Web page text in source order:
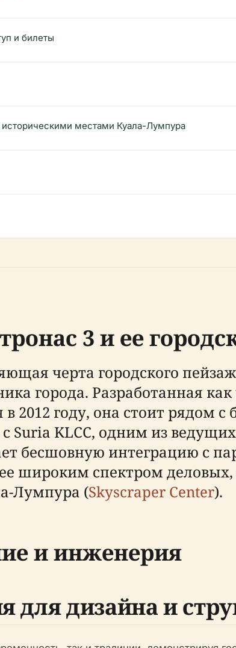
и билеты
историческими местами Куала-Лумпура
3 и ее
черта городского
города. Разработанная
в 2012 году, она стоит рядом
Suria KLCC, одним из
бесшовную интеграцию с
широким спектром
Лумпура (Skyscraper Center).
и инженерия
для дизайна и